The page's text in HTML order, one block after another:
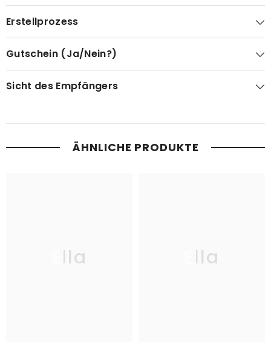
Erstellprozess
Gutschein (Ja/Nein?)
Sicht des Empfängers
ÄHNLICHE PRODUKTE
Ella Ella